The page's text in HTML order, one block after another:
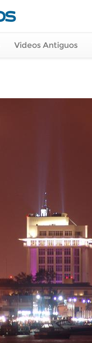
Videos Antiguos